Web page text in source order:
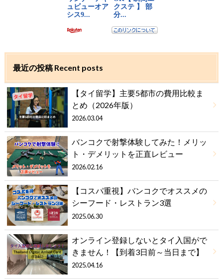
最近の投稿 Recent posts
【タイ留学】主要5都市の費用比較ま
とめ（2026年版）
2026.03.04
バンコクで射撃体験してみた！メリッ
ト・デメリットを正直レビュー
2026.02.16
【コスパ重視】バンコクでオススメの
シーフード・レストラン3選
2025.06.30
オンライン登録しないとタイ入国がで
きません！【到着3日前～当日まで】
2025.04.16